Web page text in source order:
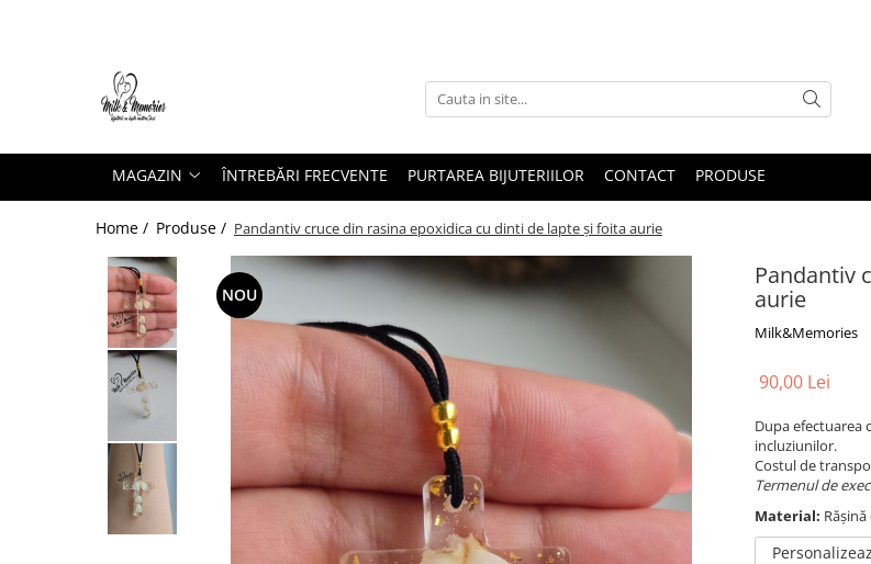
Brățări aur
Brățări argint
Cercei argint
Pandantive aur
Pandantive argint
Vouchere Cadou
MAGAZIN ÎNTREBĂRI FRECVENTE PURTAREA BIJUTERIILOR CONTACT PRODUSE
Home / Produse / Pandantiv cruce din rasina epoxidica cu dinti de lapte și foita aurie
Pandantiv
aurie
Milk&Memories
NOU
90,00 Lei
Dupa efectuarea
incluziunilor.
Costul de
Termenul de
Material: